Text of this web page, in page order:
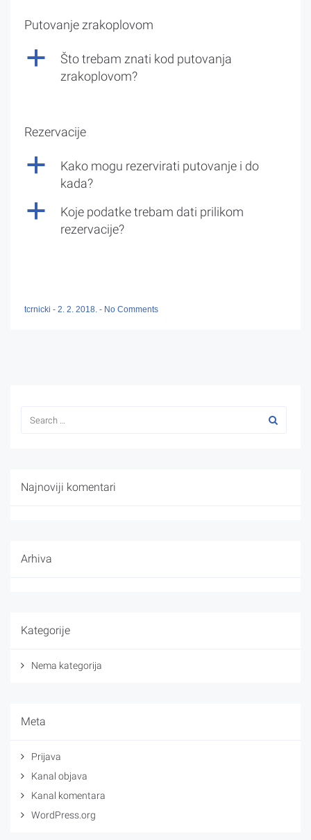
Putovanje zrakoplovom
a
Što trebam znati kod putovanja
zrakoplovom?
Rezervacije
a
Kako mogu rezervirati putovanje i do
kada?
a
Koje podatke trebam dati prilikom
rezervacije?
tcrnicki - 2. 2. 2018. - No Comments
Najnoviji komentari
Arhiva
Kategorije
Nema kategorija
Meta
Prijava
Kanal objava
Kanal komentara
WordPress.org